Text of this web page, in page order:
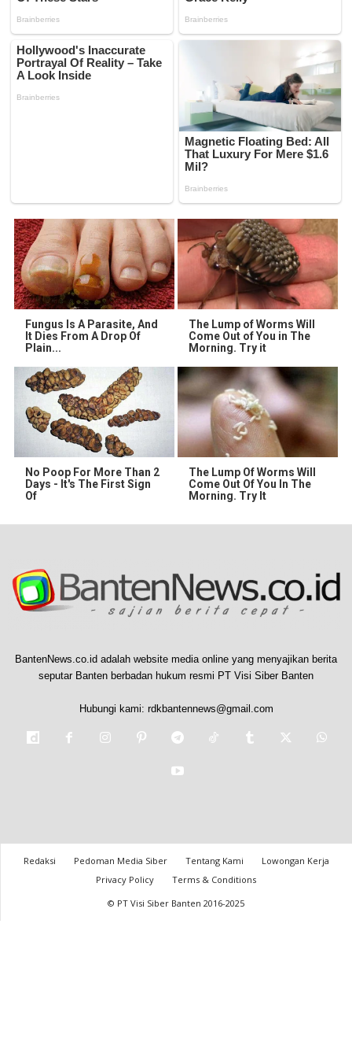
Fungus Is A Parasite, And
It Dies From A Drop Of
Plain...
The Lump of Worms Will
Come Out of You in The
Morning. Try it
No Poop For More Than 2
Days - It's The First Sign
Of
The Lump Of Worms Will
Come Out Of You In The
Morning. Try It
BantenNews.co.id adalah website media online yang menyajikan berita
seputar Banten berbadan hukum resmi PT Visi Siber Banten
Hubungi kami: rdkbantennews@gmail.com
Redaksi Pedoman Media Siber Tentang Kami
Lowongan Kerja
Privacy Policy
Terms & Conditions
© PT Visi Siber Banten 2016-2025